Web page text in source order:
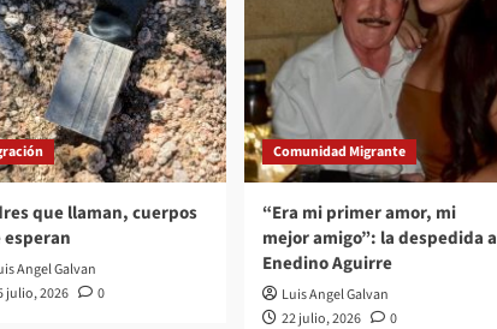
que llaman, cuerpos
esperan
Angel Galvan
julio, 2026
0
Comunidad Migrante
“Era mi primer amor, mi
mejor amigo”: la despedida a
Enedino Aguirre
Luis Angel Galvan
22 julio, 2026
0